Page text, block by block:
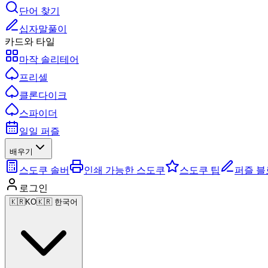
단어 찾기
십자말풀이
카드와 타일
마작 솔리테어
프리셀
클론다이크
스파이더
일일 퍼즐
배우기
스도쿠 솔버 인쇄 가능한 스도쿠 스도쿠 팁
퍼즐 블
로그인
🇰🇷KO🇰🇷 한국어